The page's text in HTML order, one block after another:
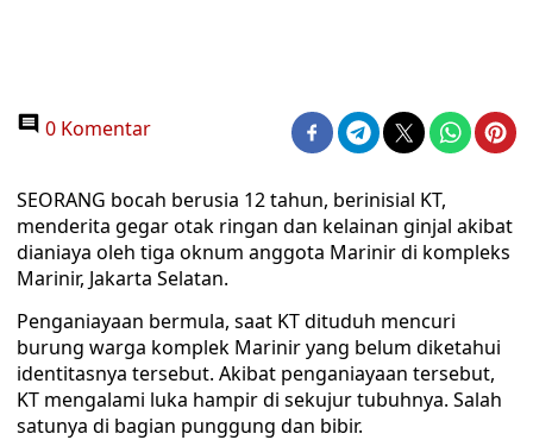
0 Komentar
SEORANG bocah berusia 12 tahun, berinisial KT,
menderita gegar otak ringan dan kelainan ginjal akibat
dianiaya oleh tiga oknum anggota Marinir di kompleks
Marinir, Jakarta Selatan.
Penganiayaan bermula, saat KT dituduh mencuri
burung warga komplek Marinir yang belum diketahui
identitasnya tersebut. Akibat penganiayaan tersebut,
KT mengalami luka hampir di sekujur tubuhnya. Salah
satunya di bagian punggung dan bibir.